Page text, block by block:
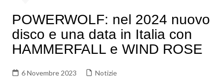
POWERWOLF: nel 2024 nuovo
disco e una data in Italia con
HAMMERFALL e WIND ROSE
6 Novembre 2023 Notizie